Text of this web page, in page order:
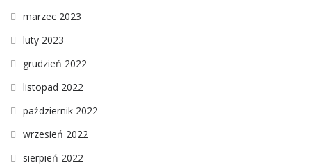
marzec 2023
luty 2023
grudzień 2022
listopad 2022
październik 2022
wrzesień 2022
sierpień 2022